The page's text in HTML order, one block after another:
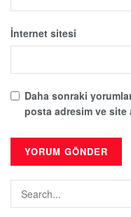
İnternet sitesi
Daha sonraki
posta adresim ve site